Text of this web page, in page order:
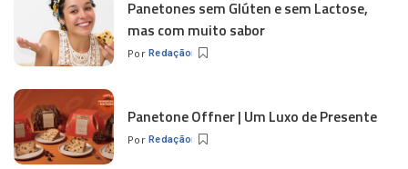
Panetones sem Glúten e sem Lactose,
mas com muito sabor
Por Redação
Panetone Offner | Um Luxo de Presente
Por Redação